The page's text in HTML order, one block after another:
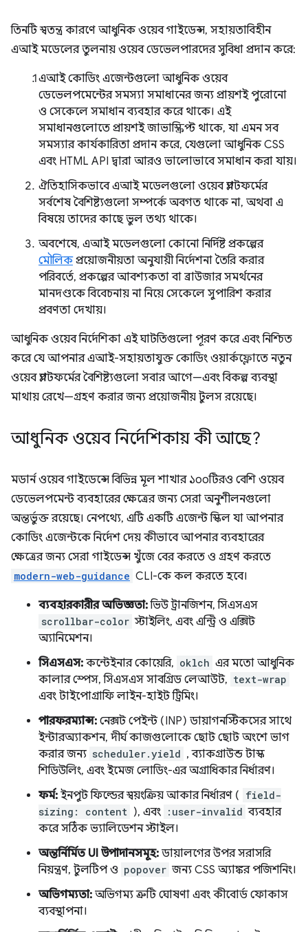
তিনটি স্বতন্ত্র কারণে আধুনিক ওয়েব গাইডেন্স, সহায়তাবিহীন
এআই মডেলের তুলনায় ওয়েব ডেভেলপারদের সুবিধা প্রদান করে:
এআই কোডিং এজেন্টগুলো আধুনিক ওয়েব
ডেভেলপমেন্টের সমস্যা সমাধানের জন্য প্রায়শই পুরোনো
ও সেকেলে সমাধান ব্যবহার করে থাকে। এই
সমাধানগুলোতে প্রায়শই জাভাস্ক্রিপ্ট থাকে, যা এমন সব
সমস্যার কার্যকারিতা প্রদান করে, যেগুলো আধুনিক CSS
এবং HTML API দ্বারা আরও ভালোভাবে সমাধান করা যায়।
ঐতিহাসিকভাবে এআই মডেলগুলো ওয়েব প্ল্যাটফর্মের
সর্বশেষ বৈশিষ্ট্যগুলো সম্পর্কে অবগত থাকে না, অথবা এ
বিষয়ে তাদের কাছে ভুল তথ্য থাকে।
অবশেষে, এআই মডেলগুলো কোনো নির্দিষ্ট প্রকল্পের
মৌলিকপ্রয়োজনীয়তা অনুযায়ী নির্দেশনা তৈরি করার
পরিবর্তে, প্রকল্পের আবশ্যকতা বা ব্রাউজার সমর্থনের
মানদণ্ডকে বিবেচনায় না নিয়ে সেকেলে সুপারিশ করার
প্রবণতা দেখায়।
আধুনিক ওয়েব নির্দেশিকা এই ঘাটতিগুলো পূরণ করে এবং নিশ্চিত
করে যে আপনার এআই-সহায়তাযুক্ত কোডিং ওয়ার্কফ্লোতে নতুন
ওয়েব প্ল্যাটফর্মের বৈশিষ্ট্যগুলো সবার আগে—এবং বিকল্প ব্যবস্থা
মাথায় রেখে—গ্রহণ করার জন্য প্রয়োজনীয় টুলস রয়েছে।
আধুনিক ওয়েব নির্দেশিকায় কী আছে?
মডার্ন ওয়েব গাইডেন্সে বিভিন্ন মূল শাখার ১০০টিরও বেশি ওয়েব
ডেভেলপমেন্ট ব্যবহারের ক্ষেত্রের জন্য সেরা অনুশীলনগুলো
অন্তর্ভুক্ত রয়েছে। নেপথ্যে, এটি একটি এজেন্ট স্কিল যা আপনার
কোডিং এজেন্টকে নির্দেশ দেয় কীভাবে আপনার ব্যবহারের
ক্ষেত্রের জন্য সেরা গাইডেন্স খুঁজে বের করতে ও গ্রহণ করতে
modern-web-guidance CLI-কে কল করতে হবে।
ব্যবহারকারীর অভিজ্ঞতা:ভিউ ট্রানজিশন, সিএসএস
scrollbar-color স্টাইলিং, এবং এন্ট্রি ও এক্সিট
অ্যানিমেশন।
সিএসএস: কন্টেইনার কোয়েরি, oklch এর মতো আধুনিক
কালার স্পেস, সিএসএস সাবগ্রিড লেআউট, text-wrap
এবং টাইপোগ্রাফি লাইন-হাইট ট্রিমিং।
পারফরম্যান্স: নেক্সট পেইন্ট (INP) ডায়াগনস্টিকসের সাথে
ইন্টারঅ্যাকশন, দীর্ঘ কাজগুলোকে ছোট ছোট অংশে ভাগ
করার জন্য scheduler.yield , ব্যাকগ্রাউন্ড টাস্ক
শিডিউলিং, এবং ইমেজ লোডিং-এর অগ্রাধিকার নির্ধারণ।
ফর্ম: ইনপুট ফিল্ডের স্বয়ংক্রিয় আকার নির্ধারণ ( field-
sizing: content ), এবং :user-invalid ব্যবহার
করে সঠিক ভ্যালিডেশন স্টাইল।
অন্তর্নির্মিত UI উপাদানসমূহ: ডায়ালগের উপর সরাসরি
নিয়ন্ত্রণ, টুলটিপ ও popover জন্য CSS অ্যাঙ্কর পজিশনিং।
অভিগম্যতা: অভিগম্য ত্রুটি ঘোষণা এবং কীবোর্ড ফোকাস
ব্যবস্থাপনা।